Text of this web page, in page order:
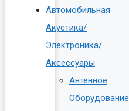
Автомобильная
Акустика/
Электроника/
Аксессуары
Антенное
Оборудование